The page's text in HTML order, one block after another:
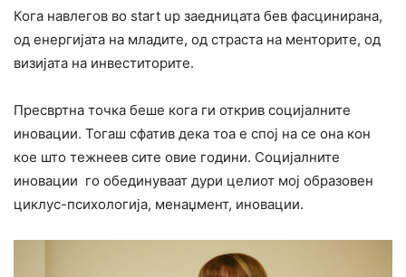
Кога навлегов во start up заедницата бев фасцинирана,
од енергијата на младите, од страста на менторите, од
визијата на инвеститорите.
Пресвртна точка беше кога ги открив социјалните
иновации. Тогаш сфатив дека тоа е спој на се она кон
кое што тежнеев сите овие години. Социјалните
иновации го обединуваат дури целиот мој образовен
циклус-психологија, менаџмент, иновации.